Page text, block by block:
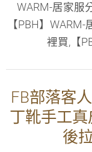
WARM-居家服
【PBH】
裡買,【
FB部落客
丁靴手工
後